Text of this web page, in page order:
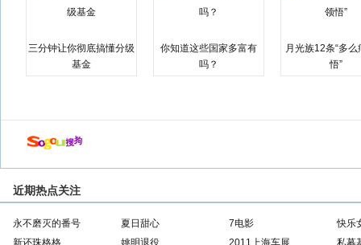
三分钟让你彻底搞懂分级
基金
你知道这些国家多富有
吗？
月光族12条“多么
悟”
近期热点关注
永不磨灭的番号 夏日甜心 7电影
快乐
新还珠格格
姚明退役 2011上海车展
私募